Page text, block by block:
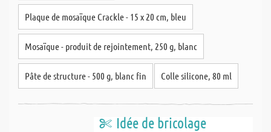
Plaque de mosaïque Crackle - 15 x 20 cm, bleu
Mosaïque - produit de rejointement, 250 g, blanc
Pâte de structure - 500 g, blanc fin Colle silicone, 80 ml
Idée de bricolage